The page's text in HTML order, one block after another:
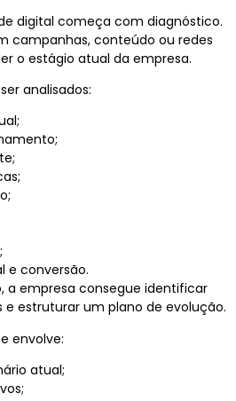
digital começa com diagnóstico.
campanhas, conteúdo ou redes
o estágio atual da empresa.
analisados:
e conversão.
a empresa consegue identificar
e estruturar um plano de evolução.
envolve:
atual;